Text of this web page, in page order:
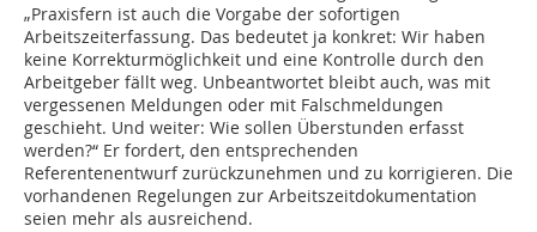
„Praxisfern ist auch die Vorgabe der sofortigen
Arbeitszeiterfassung. Das bedeutet ja konkret: Wir haben
keine Korrekturmöglichkeit und eine Kontrolle durch den
Arbeitgeber fällt weg. Unbeantwortet bleibt auch, was mit
vergessenen Meldungen oder mit Falschmeldungen
geschieht. Und weiter: Wie sollen Überstunden erfasst
werden?“ Er fordert, den entsprechenden
Referentenentwurf zurückzunehmen und zu korrigieren. Die
vorhandenen Regelungen zur Arbeitszeitdokumentation
seien mehr als ausreichend.